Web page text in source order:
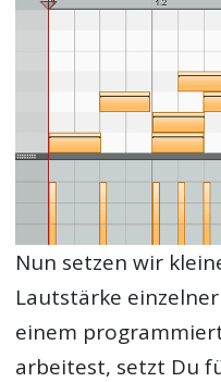
Nun setzen wir
Lautstärke
einem
arbeitest, setzt Du